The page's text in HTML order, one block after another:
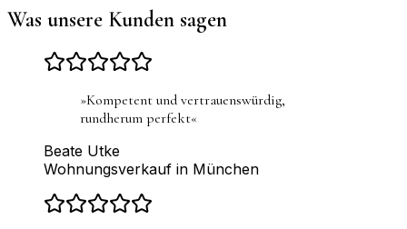
Was unsere Kunden sagen
»Kompetent und vertrauenswürdig,
rundherum perfekt«
Beate Utke
Wohnungsverkauf in München